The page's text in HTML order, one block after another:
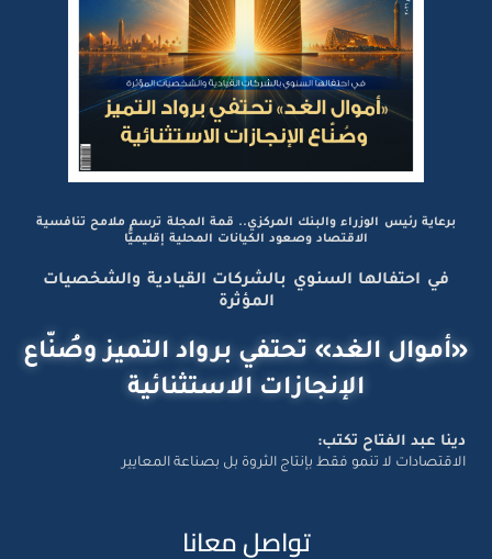
برعاية رئيس الوزراء والبنك المركزي.. قمة المجلة ترسم ملامح تنافسية
الاقتصاد وصعود الكيانات المحلية إقليميًّا
في احتفالها السنوي بالشركات القيادية والشخصيات
المؤثرة
«أموال الغد» تحتفي برواد التميز وصُنّاع
الإنجازات الاستثنائية
دينا عبد الفتاح تكتب:
الاقتصادات لا تنمو فقط بإنتاج الثروة بل بصناعة المعايير
تواصل معانا